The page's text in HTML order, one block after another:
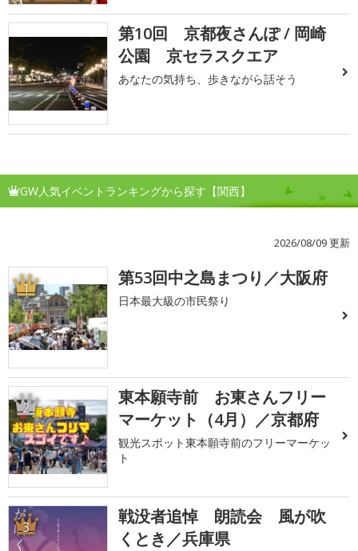
第10回 京都夜さんぽ / 岡崎
公園 京セラスクエア
あなたの気持ち、歩きながら話そう
GW人気イベントランキングから探す【関西】
2026/08/09 更新
1 第53回中之島まつり／大阪府
日本最大級の市民祭り
2
東本願寺前 お東さんフリー
マーケット（4月）／京都府
観光スポット東本願寺前のフリーマーケッ
ト
3
戦没者追悼 朗読会 風が吹
くとき／兵庫県